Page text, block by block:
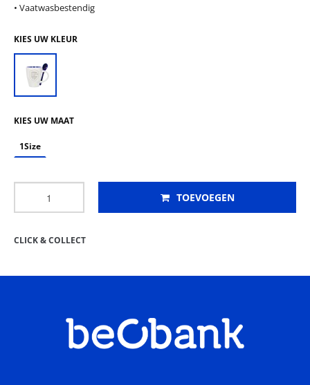
• Vaatwasbestendig
KIES UW KLEUR
KIES UW MAAT
1Size
TOEVOEGEN
CLICK & COLLECT